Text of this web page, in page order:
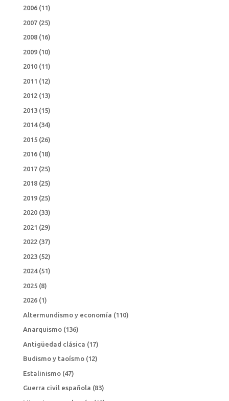
2006(11)
2007(25)
2008(16)
2009(10)
2010(11)
2011 (12)
2012(13)
2013(15)
2014(34)
2015(26)
2016(18)
2017(25)
2018(25)
2019(25)
2020(33)
2021 (29)
2022(37)
2023(52)
2024(51)
2025(8)
2026(1)
Altermundismo y economía (110)
Anarquismo(136)
Antigüedad clásica (17)
Budismo y taoísmo(12)
Estalinismo(47)
Guerra civil española (83)